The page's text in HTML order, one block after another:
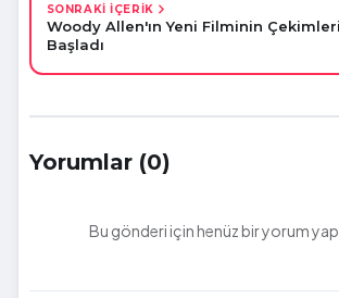
SONRAKİ İÇERİK
Woody Allen'ın Yeni Filminin Çekimleri
Başladı
Yorumlar (0)
Bu gönderi için henüz bir yorum